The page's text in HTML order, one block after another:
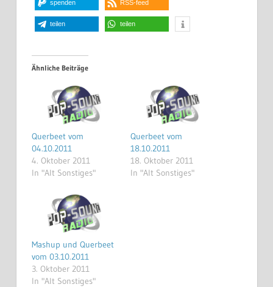
spenden RSS-feed
teilen teilen
Ähnliche Beiträge
Querbeet vom
04.10.2011
4. Oktober 2011
In "Alt Sonstiges"
Querbeet vom
18.10.2011
18. Oktober 2011
In "Alt Sonstiges"
Mashup und Querbeet
vom 03.10.2011
3. Oktober 2011
In "Alt Sonstiges"